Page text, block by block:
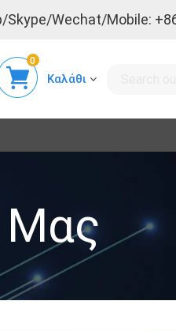
Skype/Wechat/Mobile:
Καλάθι
0
Μας